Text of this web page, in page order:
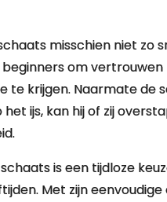
misschien niet
beginners om
te krijgen. Naarmate
ijs, kan hij of zij
is een tijdloze
Met zijn